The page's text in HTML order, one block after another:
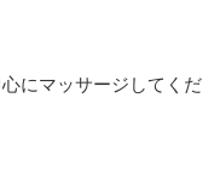
にマッサージしてくだ